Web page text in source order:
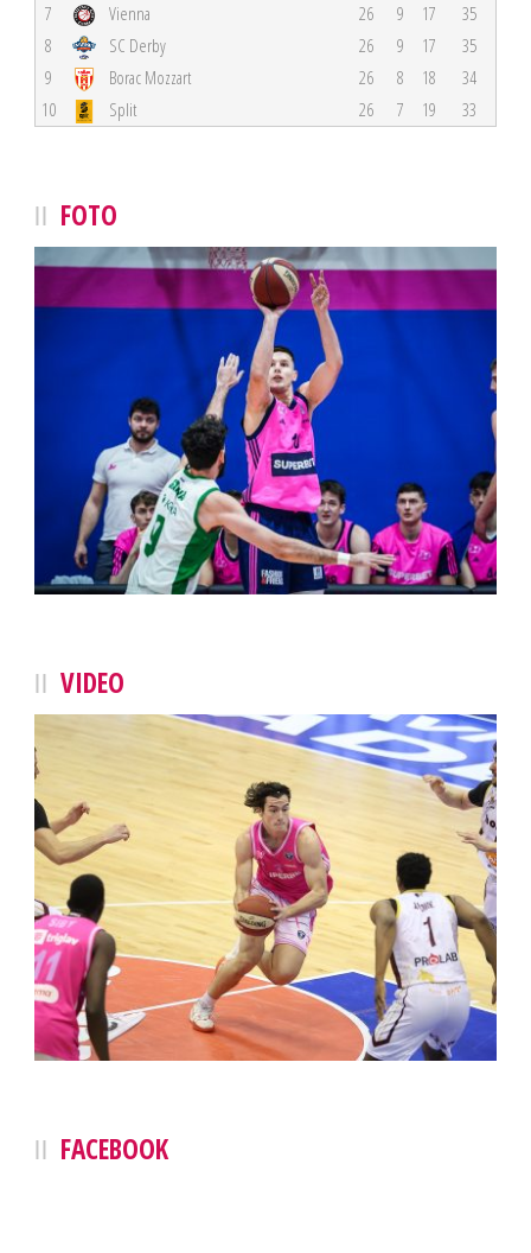
7
Vienna 26 9 17
35
8
SC Derby 26 9 17
35
9
Borac Mozzart 26 8 18
34
10
Split 26 7 19 33
FOTO
VIDEO
FACEBOOK